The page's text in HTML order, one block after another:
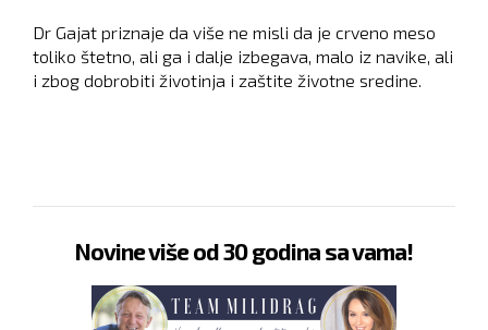
Dr Gajat priznaje da više ne misli da je crveno meso
toliko štetno, ali ga i dalje izbegava, malo iz navike, ali
i zbog dobrobiti životinja i zaštite životne sredine.
Novine više od 30 godina sa vama!